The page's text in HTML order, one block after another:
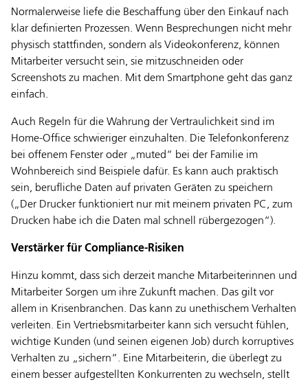
Normalerweise liefe die Beschaffung über den Einkauf nach
klar definierten Prozessen. Wenn Besprechungen nicht mehr
physisch stattfinden, sondern als Videokonferenz, können
Mitarbeiter versucht sein, sie mitzuschneiden oder
Screenshots zu machen. Mit dem Smartphone geht das ganz
einfach.
Auch Regeln für die Wahrung der Vertraulichkeit sind im
Home-Office schwieriger einzuhalten. Die Telefonkonferenz
bei offenem Fenster oder „muted“ bei der Familie im
Wohnbereich sind Beispiele dafür. Es kann auch praktisch
sein, berufliche Daten auf privaten Geräten zu speichern
(„Der Drucker funktioniert nur mit meinem privaten PC, zum
Drucken habe ich die Daten mal schnell rübergezogen“).
Verstärker für Compliance-Risiken
Hinzu kommt, dass sich derzeit manche Mitarbeiterinnen und
Mitarbeiter Sorgen um ihre Zukunft machen. Das gilt vor
allem in Krisenbranchen. Das kann zu unethischem Verhalten
verleiten. Ein Vertriebsmitarbeiter kann sich versucht fühlen,
wichtige Kunden (und seinen eigenen Job) durch korruptives
Verhalten zu „sichern“. Eine Mitarbeiterin, die überlegt zu
einem besser aufgestellten Konkurrenten zu wechseln, stellt